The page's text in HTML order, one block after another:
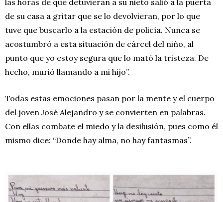
de su casa a gritar que se lo devolvieran, por lo que
tuve que buscarlo a la estación de policía. Nunca se
acostumbró a esta situación de cárcel del niño, al
punto que yo estoy segura que lo mató la tristeza. De
hecho, murió llamando a mi hijo”.
Todas estas emociones pasan por la mente y el cuerpo
del joven José Alejandro y se convierten en palabras.
Con ellas combate el miedo y la desilusión, pues como él
mismo dice: “Donde hay alma, no hay fantasmas”.